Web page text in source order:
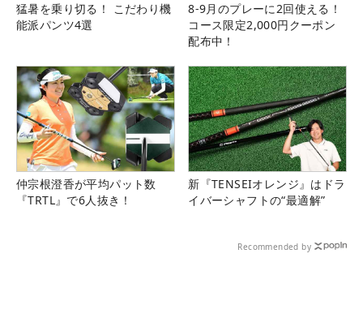
猛暑を乗り切る！ こだわり機
能派パンツ4選
8-9月のプレーに2回使える！
コース限定2,000円クーポン
配布中！
仲宗根澄香が平均パット数
『TRTL』で6人抜き！
新『TENSEIオレンジ』はドラ
イバーシャフトの“最適解”
Recommended by